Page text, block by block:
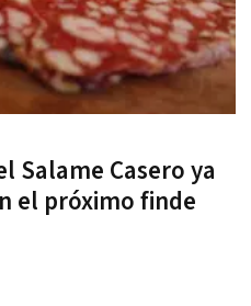
Salame Casero ya
el próximo finde